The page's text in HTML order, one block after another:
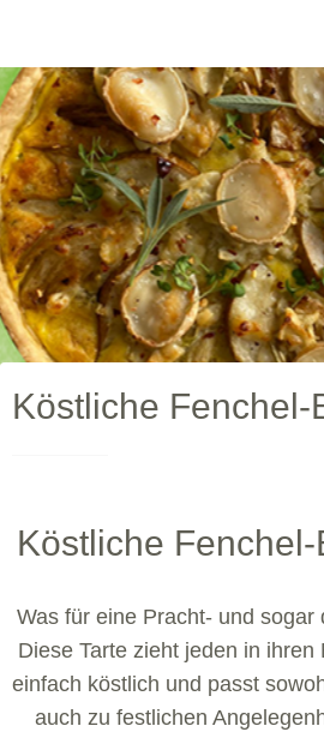
Köstliche Fenchel-
Köstliche
Was für eine Pracht- und sogar
Diese Tarte zieht jeden in
einfach köstlich und passt
auch zu festlichen